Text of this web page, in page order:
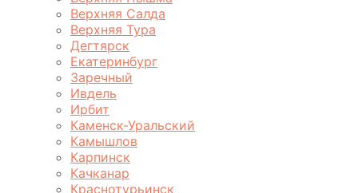
Верхняя Салда
Верхняя Тура
Дегтярск
Екатеринбург
Заречный
Ивдель
Ирбит
Каменск-Уральский
Камышлов
Карпинск
Качканар
Краснотурьинск